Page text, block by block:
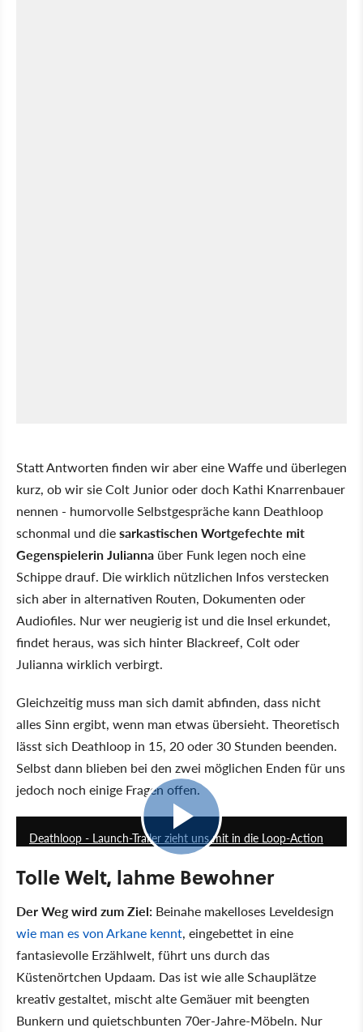
Statt Antworten finden wir aber eine Waffe und überlegen
kurz, ob wir sie Colt Junior oder doch Kathi Knarrenbauer
nennen - humorvolle Selbstgespräche kann Deathloop
schonmal und diesarkastischen Wortgefechte mit
Gegenspielerin Julianna über Funk legen noch eine
Schippe drauf. Die wirklich nützlichen Infos verstecken
sich aber in alternativen Routen, Dokumenten oder
Audiofiles. Nur wer neugierig ist und die Insel erkundet,
findet heraus, was sich hinter Blackreef, Colt oder
Julianna wirklich verbirgt.
Gleichzeitig muss man sich damit abfinden, dass nicht
alles Sinn ergibt, wenn man etwas übersieht. Theoretisch
lässt sich Deathloop in 15, 20 oder 30 Stunden beenden.
Selbst dann blieben bei den zwei möglichen Enden für uns
jedoch noch einige Fragen offen.
Deathloop - Launch-Trailer zieht uns mit in die Loop-Action
Tolle Welt, lahme Bewohner
Der Weg wird zum Ziel: Beinahe makelloses Leveldesign
wie man es von Arkane kennt, eingebettet in eine
fantasievolle Erzählwelt, führt uns durch das
Küstenörtchen Updaam. Das ist wie alle Schauplätze
kreativ gestaltet, mischt alte Gemäuer mit beengten
Bunkern und quietschbunten 70er-Jahre-Möbeln. Nur